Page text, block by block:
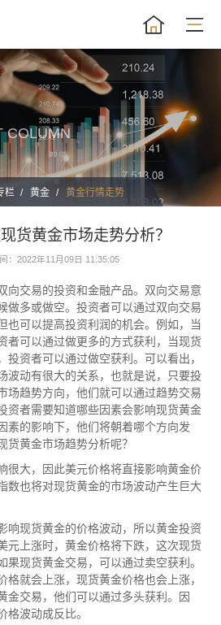
COLUMN
栏 黄金 黄金行情走势
货黄金市场走势分析？
：2022年11月09日 11:35:05
向交易的投资和金融产品。双向交易意
做多或做空。投资者可以通过双向交易
也可以提高投资利润的机会。例如，当
者可以通过做更多的方式获利，当现货
投资者可以通过做空获利。可以看出，
波动有很大的关系，也就是说，只要投
场趋势方向，他们就可以通过趋势交易
资者需要知道哪些因素会影响现货黄金
素的影响下，他们将朝着哪个方向发
货黄金市场趋势分析呢？
很大，因此美元价格将直接影响黄金价
数也将对现货黄金的市场波动产生巨大
响现货黄金的价格波动，所以黄金投资
元上涨时，黄金价格将下跌，这次现货
果现货黄金交易，可以通过卖空获利。
格就会上涨，现货黄金价格也会上涨，
金交易，他们可以通过多头获利。因
格波动成反比。